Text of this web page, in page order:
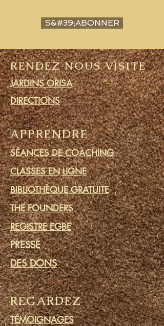
S&#39;ABONNER
RENDEZ NOUS VISITE
JARDINS ORISA
DIRECTIONS
APPRENDRE
SÉANCES DE COACHING
CLASSES EN LIGNE
BIBLIOTHÈQUE GRATUITE
THE FOUNDERS
REGISTRE EGBE
PRESSE
DES DONS
REGARDEZ
TÉMOIGNAGES